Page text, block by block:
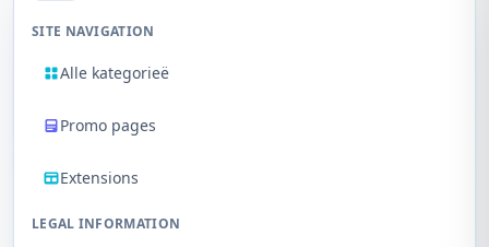
SITE NAVIGATION
Alle kategorieë
Promo pages
Extensions
LEGAL INFORMATION